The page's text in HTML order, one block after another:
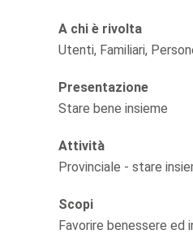
A chi è rivolta
Utenti, Familiari,
Presentazione
Stare bene insieme
Attività
Provinciale - stare
Scopi
Favorire benessere ed